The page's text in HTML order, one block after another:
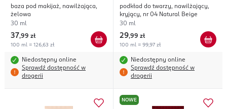
Grip
baza pod makijaż, nawilżająca,
żelowa
30 ml
37,99 zł
100 ml = 126,63 zł
Niedostępny online
Sprawdź dostępność w
drogerii
Than Perfect
podkład do twarzy, nawilżający,
kryjący, nr 04 Natural Beige
30 ml
29,99 zł
100 ml = 99,97 zł
Niedostępny online
Sprawdź dostępność w
drogerii
NOWE